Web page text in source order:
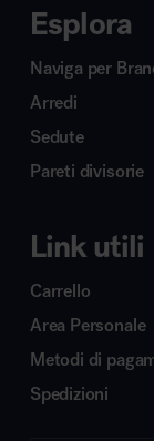
Esplora
Naviga per
Arredi
Sedute
Pareti divisorie
Link utili
Carrello
Area Personale
Metodi di
Spedizioni